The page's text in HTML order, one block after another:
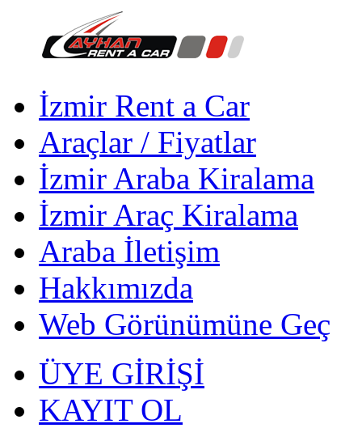
İzmir Rent a Car
Araçlar / Fiyatlar
İzmir Araba Kiralama
İzmir Araç Kiralama
Araba İletişim
Hakkımızda
Web Görünümüne Geç
ÜYE GİRİŞİ
KAYIT OL